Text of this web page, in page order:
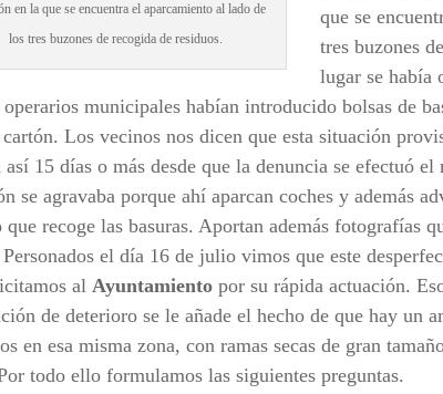
en la que se encuentra el aparcamiento al lado de
los tres buzones de recogida de residuos.
que se
tres buzones
lugar se había
municipales habían introducido bolsas de
Los vecinos nos dicen que esta situación
así 15 días o más desde que la denuncia se efectuó
se agravaba porque ahí aparcan coches y además
que recoge las basuras. Aportan además fotografías
el día 16 de julio vimos que este
alAyuntamiento por su rápida actuación.
de deterioro se le añade el hecho de que hay un
en esa misma zona, con ramas secas de gran
todo ello formulamos las siguientes preguntas.